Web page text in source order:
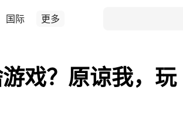
国际 更多
戏？原谅我，玩